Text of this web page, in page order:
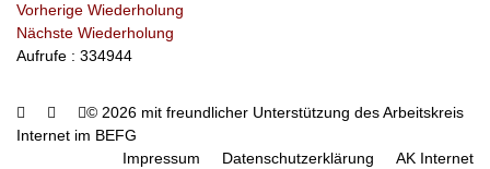
Vorherige Wiederholung
Nächste Wiederholung
Aufrufe : 334944
© 2026 mit freundlicher Unterstützung des Arbeitskreis
Internet im BEFG
Impressum
Datenschutzerklärung
AK Internet